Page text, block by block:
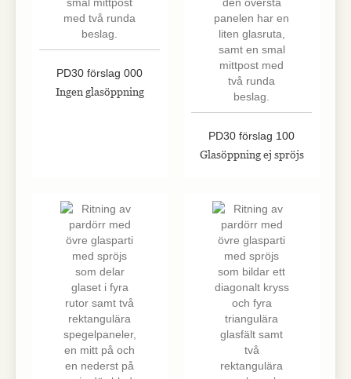
PD30 förslag 000
Ingen glasöppning
PD30 förslag 100
Glasöppning ej spröjs